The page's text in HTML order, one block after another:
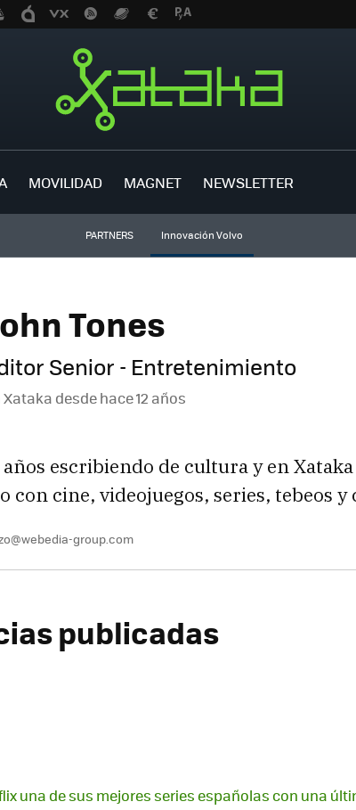
MOVILIDAD MAGNET NEWSLETTER
PARTNERS Innovación Volvo
Tones
Senior - Entretenimiento
Xataka desdehace 12 años
escribiendo de cultura y en
con cine, videojuegos, series, tebeos
group.com
publicadas
una de sus mejores series españolas con una